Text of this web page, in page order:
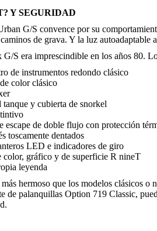
Y SEGURIDAD
G/S convence por su
de grava. Y la luz
S era imprescindible en los años 80.
de instrumentos redondo clásico
color clásico
tanque y cubierta de snorkel
escape de doble flujo con protección
toscamente dentados
LED e indicadores de giro
color, gráfico y de superficie R nineT
leyenda
hermoso que los modelos clásicos
de palanquillas Option 719 Classic,